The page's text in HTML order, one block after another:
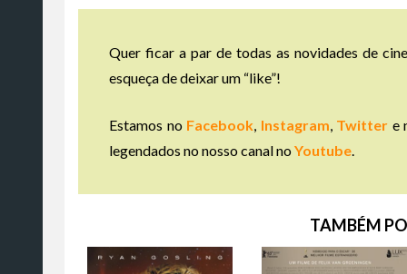
Quer ficar a par de todas as novidades de
esqueça de deixar um “like”!
Estamos no Facebook, Instagram, Twitter e
legendados no nosso canal noYoutube.
TAMBÉM